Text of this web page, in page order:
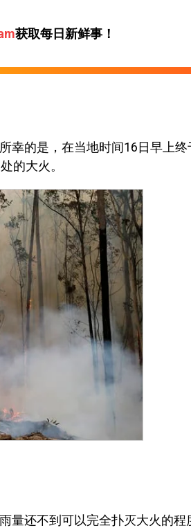
获取每日新鲜事！
幸的是，在当地时间16日早上
的大火。
量还不到可以完全扑灭大火的程